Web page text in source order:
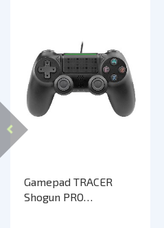
Gamepad TRACER
Shogun PRO